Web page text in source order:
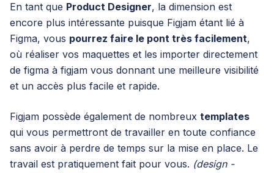
En tant que Product Designer, la dimension est
encore plus intéressante puisque Figjam étant lié à
Figma, vous pourrez faire le pont très facilement,
où réaliser vos maquettes et les importer directement
de figma à figjam vous donnant une meilleure visibilité
et un accès plus facile et rapide.
Figjam possède également de nombreux templates
qui vous permettront de travailler en toute confiance
sans avoir à perdre de temps sur la mise en place. Le
travail est pratiquement fait pour vous. (design -